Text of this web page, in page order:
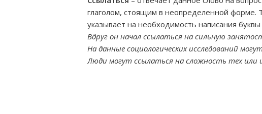
глаголом, стоящим в неопределенной форме.
указывает на необходимость написания
Вдруг он начал ссылаться на сильную
На данные социологических исследований
Люди могут ссылаться на сложность тех или